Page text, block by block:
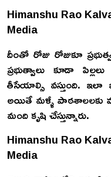
Himanshu Rao
Media
దీంతో రోజు రోజుకూ
ప్రభుత్వాలు కూడా
తీసేయాల్సి వస్తుంది. ఇలా
అయితే మళ్ళీ పాఠశాలలకు
మంది కృషి చేస్తున్నారు.
Himanshu Rao
Media